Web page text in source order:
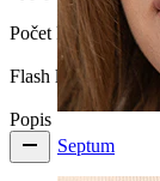
Septum
Počet kusů:1
Flash label:3 za
Popis